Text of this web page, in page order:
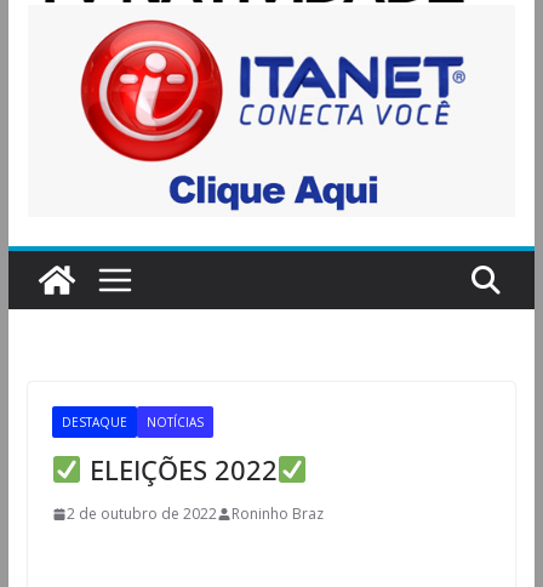
DESTAQUE NOTÍCIAS
ELEIÇÕES 2022
2 de outubro de 2022 Roninho Braz